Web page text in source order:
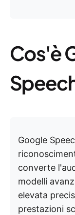
Cos'è
Google
converte
modelli
elevata
prestazioni